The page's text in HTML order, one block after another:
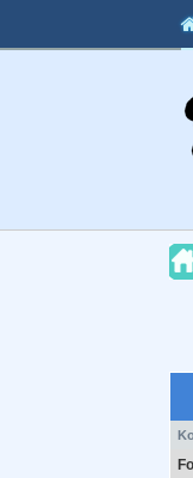
satın
takipçi